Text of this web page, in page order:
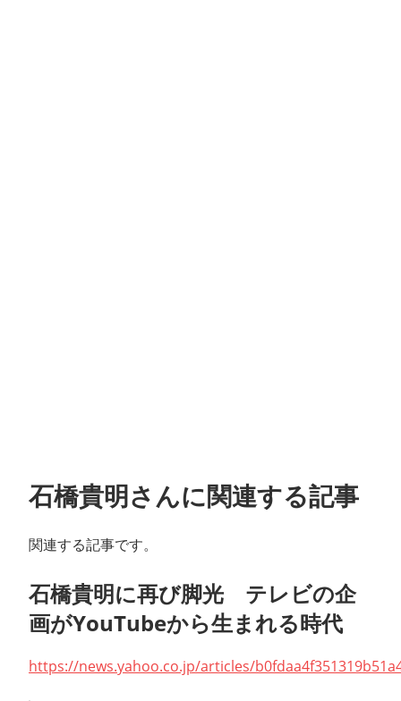
石橋貴明さんに関連する記事
関連する記事です。
石橋貴明に再び脚光 テレビの企
画がYouTubeから生まれる時代
https://news.yahoo.co.jp/articles/